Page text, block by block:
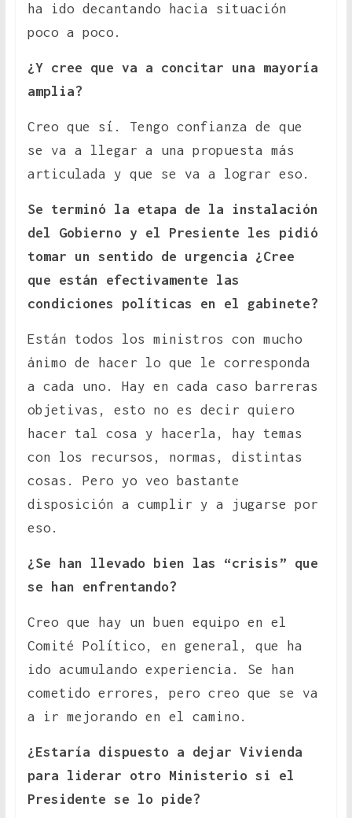
ha ido decantando hacia situación
poco a poco.
¿Y cree que va a concitar una mayoría
amplia?
Creo que sí. Tengo confianza de que
se va a llegar a una propuesta más
articulada y que se va a lograr eso.
Se terminó la etapa de la instalación
del Gobierno y el Presiente les pidió
tomar un sentido de urgencia ¿Cree
que están efectivamente las
condiciones políticas en el gabinete?
Están todos los ministros con mucho
ánimo de hacer lo que le corresponda
a cada uno. Hay en cada caso barreras
objetivas, esto no es decir quiero
hacer tal cosa y hacerla, hay temas
con los recursos, normas, distintas
cosas. Pero yo veo bastante
disposición a cumplir y a jugarse por
eso.
¿Se han llevado bien las “crisis” que
se han enfrentando?
Creo que hay un buen equipo en el
Comité Político, en general, que ha
ido acumulando experiencia. Se han
cometido errores, pero creo que se va
a ir mejorando en el camino.
¿Estaría dispuesto a dejar Vivienda
para liderar otro Ministerio si el
Presidente se lo pide?